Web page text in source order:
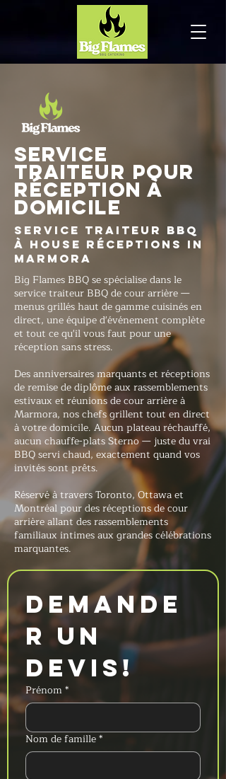
Service
traiteur pour
réception à
domicile
Service traiteur BBQ
à House Réceptions in
Marmora
Big Flames BBQ se spécialise dans le
service traiteur BBQ de cour arrière —
menus grillés haut de gamme cuisinés en
direct, une équipe d'événement complète
et tout ce qu'il vous faut pour une
réception sans stress.
Des anniversaires marquants et réceptions
de remise de diplôme aux rassemblements
estivaux et réunions de cour arrière à
Marmora, nos chefs grillent tout en direct
à votre domicile. Aucun plateau réchauffé,
aucun chauffe-plats Sterno — juste du vrai
BBQ servi chaud, exactement quand vos
invités sont prêts.
Réservé à travers Toronto, Ottawa et
Montréal pour des réceptions de cour
arrière allant des rassemblements
familiaux intimes aux grandes célébrations
marquantes.
Demande
r un
devis!
Prénom*
Nom de famille*